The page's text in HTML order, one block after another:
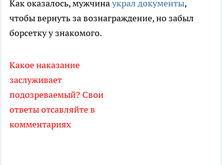
Как оказалось, мужчинаукрал документы,
чтобы вернуть за вознаграждение, но забыл
борсетку у знакомого.
Какое наказание
заслуживает
подозреваемый? Свои
ответы отсавляйте в
комментариях